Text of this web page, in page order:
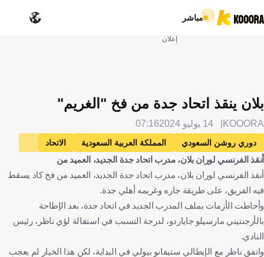
مباشر
إعلان
بلان ينقذ اتحاد جدة من فخ "الغريم"
KOOORA 14 يوليو 2024 07:16
دوري روشن السعودي المملكة العربية السعودية
الاتحاد
الأهلي
لوران بلان فرنسا كرة قدم
أنقذ الفرنسي لوران بلان، مدرب اتحاد جدة الجديد، العميد من
أنقذ الفرنسي لوران بلان، مدرب اتحاد جدة الجديد، العميد من فخ كاد يسقط
فيه الفريق، على طريقة جاره وغريمه أهلي جدة.
وأحاطت الأزمات بملف المدرب الجديد في اتحاد جدة، بعد الإطاحة
بالأرجنتيني مارسيلو جاياردو، لدرجة التسبب في استقالة لؤي ناظر، رئيس
النادي.
واتفق ناظر مع الإيطالي ستيفانو بيولي في البداية، لكن هذا الخيار لم يعجب